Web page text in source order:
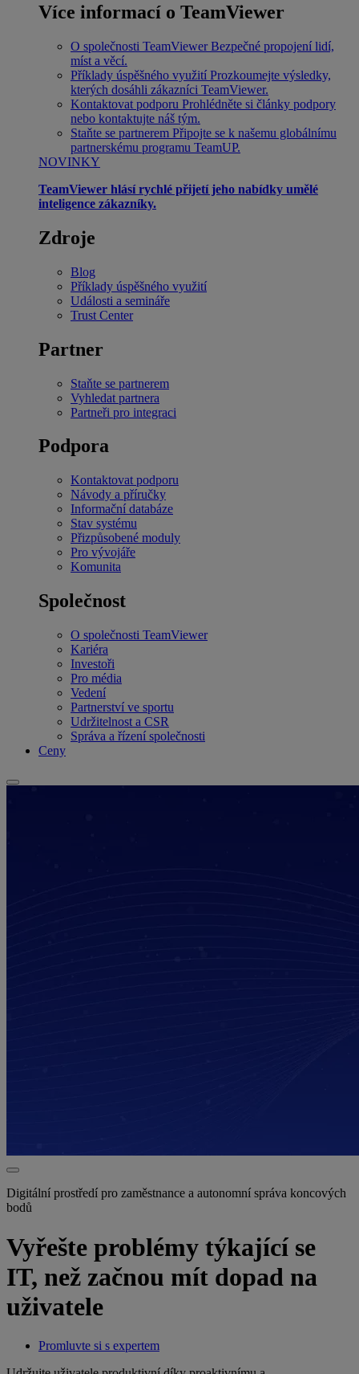
Více informací o TeamViewer
O společnosti TeamViewer Bezpečné propojení lidí,
míst a věcí.
Příklady úspěšného využití Prozkoumejte výsledky,
kterých dosáhli zákazníci TeamViewer.
Kontaktovat podporu Prohlédněte si články podpory
nebo kontaktujte náš tým.
Staňte se partnerem Připojte se k našemu globálnímu
partnerskému programu TeamUP.
NOVINKY
TeamViewer hlásí rychlé přijetí jeho nabídky umělé
inteligence zákazníky.
Zdroje
Blog
Příklady úspěšného využití
Události a semináře
Trust Center
Partner
Staňte se partnerem
Vyhledat partnera
Partneři pro integraci
Podpora
Kontaktovat podporu
Návody a příručky
Informační databáze
Stav systému
Přizpůsobené moduly
Pro vývojáře
Komunita
Společnost
O společnosti TeamViewer
Kariéra
Investoři
Pro média
Vedení
Partnerství ve sportu
Udržitelnost a CSR
Správa a řízení společnosti
Ceny
Digitální prostředí pro zaměstnance a autonomní správa koncových
bodů
Vyřešte problémy týkající se
IT, než začnou mít dopad na
uživatele
Promluvte si s expertem